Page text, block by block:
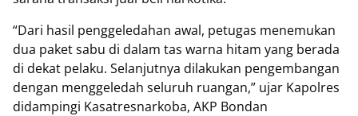
“Dari hasil penggeledahan awal, petugas menemukan
dua paket sabu di dalam tas warna hitam yang berada
di dekat pelaku. Selanjutnya dilakukan pengembangan
dengan menggeledah seluruh ruangan,” ujar Kapolres
didampingi Kasatresnarkoba, AKP Bondan